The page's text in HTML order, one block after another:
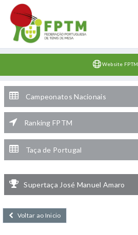
Website FPTM
Campeonatos Nacionais
Ranking FPTM
Taça de Portugal
Supertaça José Manuel Amaro
Voltar ao Inicio